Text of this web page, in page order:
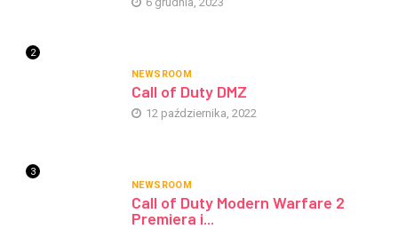
2
NEWSROOM
Call of Duty DMZ
12 października, 2022
3
NEWSROOM
Call of Duty Modern Warfare 2
Premiera i...